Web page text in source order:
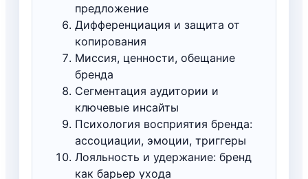
предложение
Дифференциация и защита от
копирования
Миссия, ценности, обещание
бренда
Сегментация аудитории и
ключевые инсайты
Психология восприятия бренда:
ассоциации, эмоции, триггеры
Лояльность и удержание: бренд
как барьер ухода